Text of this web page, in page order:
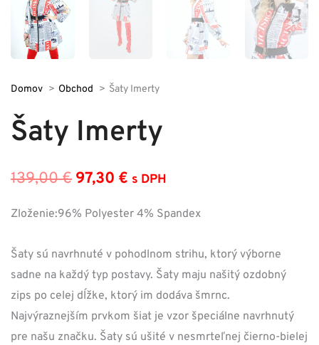
Domov Obchod Šaty Imerty
Šaty Imerty
139,00€ Pôvodná
cena
139,00 €.
97,30 € Aktuálna
cena
97,30 €.
s DPH
Zloženie:96% Polyester 4% Spandex
Šaty sú navrhnuté v pohodlnom strihu, ktorý výborne
sadne na každý typ postavy. Šaty maju našitý ozdobný
zips po celej dĺžke, ktorý im dodáva šmrnc.
Najvýraznejším prvkom šiat je vzor špeciálne navrhnutý
pre našu značku. Šaty sú ušité v nesmrteľnej čierno-bielej